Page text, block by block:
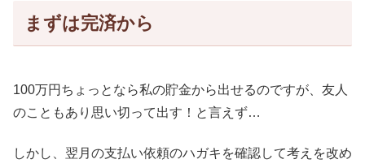
まずは完済から
100万円ちょっとなら私の貯金から出せるのですが、友人
のこともあり思い切って出す！と言えず…
しかし、翌月の支払い依頼のハガキを確認して考えを改め